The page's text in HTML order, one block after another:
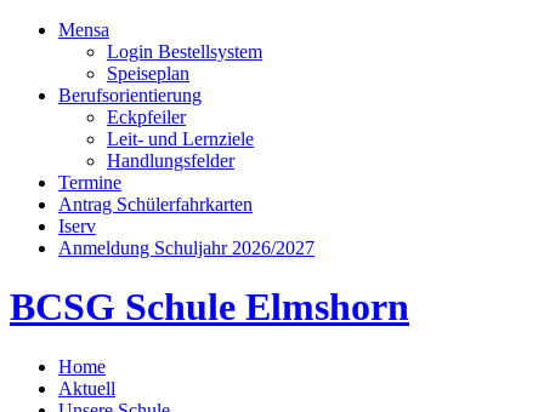
Mensa
Login Bestellsystem
Speiseplan
Berufsorientierung
Eckpfeiler
Leit- und Lernziele
Handlungsfelder
Termine
Antrag Schülerfahrkarten
Iserv
Anmeldung Schuljahr 2026/2027
BCSG Schule Elmshorn
Home
Aktuell